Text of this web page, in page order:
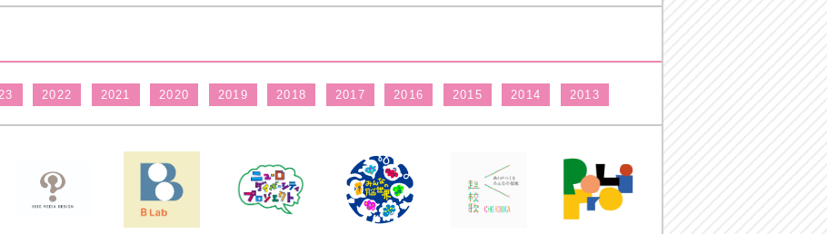
2022 2021 2020 2019 2018 2017 2016 2015 2014 2013